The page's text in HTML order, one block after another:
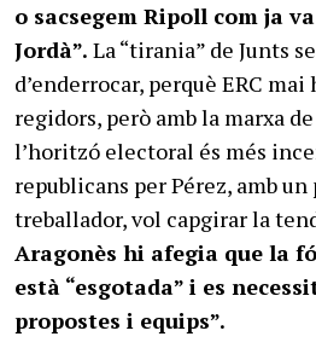
o sacsegem Ripoll com ja
Jordà”. La “tirania” de Junts
d’enderrocar, perquè ERC
regidors, però amb la marxa
l’horitzó electoral és més
republicans per Pérez, amb
treballador, vol capgirar la
Aragonès hi afegia que la
està “esgotada” i es
propostes i equips”.